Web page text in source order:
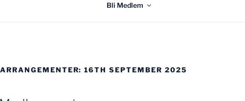
Bli Medlem
ARRANGEMENTER: 16TH SEPTEMBER 2025